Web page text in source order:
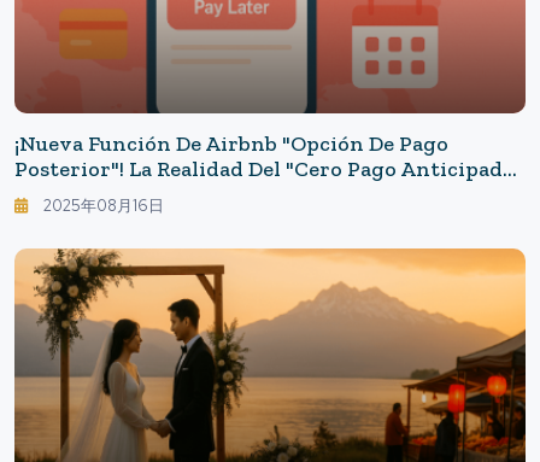
¡Nueva Función De Airbnb "Opción De Pago
Posterior"! La Realidad Del "cero Pago Anticipado"
De Airbnb Para Anfitriones E Invitados
2025年08月16日